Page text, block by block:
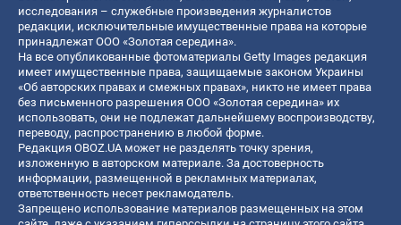
исследования – служебные произведения журналистов
редакции, исключительные имущественные права на которые
принадлежат ООО «Золотая середина».
На все опубликованные фотоматериалы Getty Images редакция
имеет имущественные права, защищаемые законом Украины
«Об авторских правах и смежных правах», никто не имеет права
без письменного разрешения ООО «Золотая середина» их
использовать, они не подлежат дальнейшему воспроизводству,
переводу, распространению в любой форме.
Редакция OBOZ.UA может не разделять точку зрения,
изложенную в авторском материале. За достоверность
информации, размещенной в рекламных материалах,
ответственность несет рекламодатель.
Запрещено использование материалов размещенных на этом